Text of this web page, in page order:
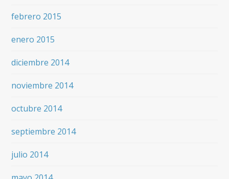
febrero 2015
enero 2015
diciembre 2014
noviembre 2014
octubre 2014
septiembre 2014
julio 2014